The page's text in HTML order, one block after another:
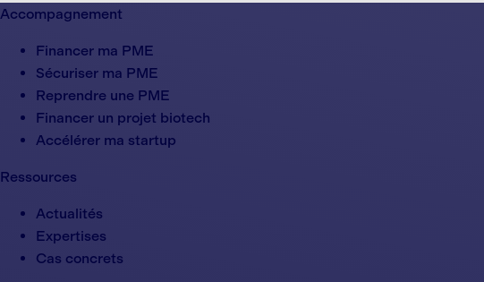
Accompagnement
Financer ma PME
Sécuriser ma PME
Reprendre une PME
Financer un projet biotech
Accélérer ma startup
Ressources
Actualités
Expertises
Cas concrets